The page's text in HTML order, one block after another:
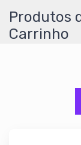
Produtos
Carrinho